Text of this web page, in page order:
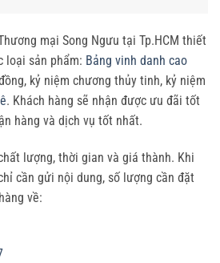
mại Song Ngưu tại Tp.HCM thiết
loại sản phẩm: Bảng vinh danh cao
kỷ niệm chương thủy tinh, kỷ niệm
. Khách hàng sẽ nhận được ưu đãi tốt
hàng và dịch vụ tốt nhất.
lượng, thời gian và giá thành. Khi
cần gửi nội dung, số lượng cần đặt
về: